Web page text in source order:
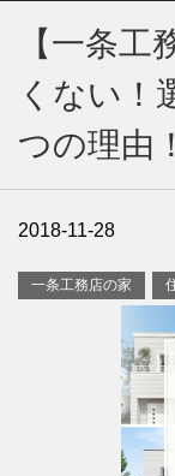
【一条
くない！
つの理由！
2018-11-28
一条工務店の家